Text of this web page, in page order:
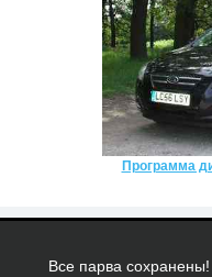
Программа
Все парва